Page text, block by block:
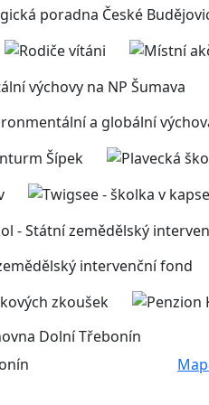
Dolní Třebonín